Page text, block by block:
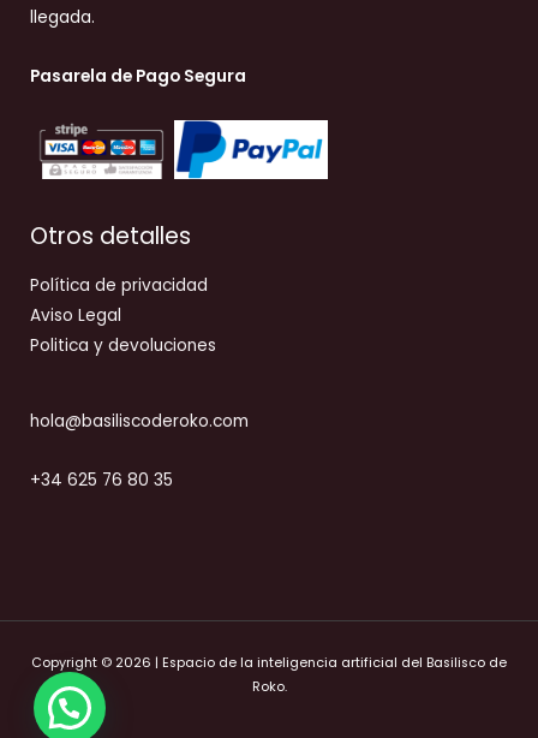
llegada.
Pasarela de Pago Segura
Otros detalles
Política de privacidad
Aviso Legal
Politica y devoluciones
hola@basiliscoderoko.com
+34 625 76 80 35
Copyright © 2026 | Espacio de la inteligencia artificial del Basilisco de
Roko.